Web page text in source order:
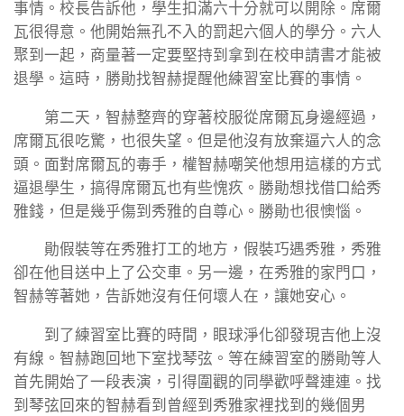
事情。校長告訴他，學生扣滿六十分就可以開除。席爾
瓦很得意。他開始無孔不入的罰起六個人的學分。六人
聚到一起，商量著一定要堅持到拿到在校申請書才能被
退學。這時，勝勛找智赫提醒他練習室比賽的事情。
第二天，智赫整齊的穿著校服從席爾瓦身邊經過，
席爾瓦很吃驚，也很失望。但是他沒有放棄逼六人的念
頭。面對席爾瓦的毒手，權智赫嘲笑他想用這樣的方式
逼退學生，搞得席爾瓦也有些愧疚。勝勛想找借口給秀
雅錢，但是幾乎傷到秀雅的自尊心。勝勛也很懊惱。
勛假裝等在秀雅打工的地方，假裝巧遇秀雅，秀雅
卻在他目送中上了公交車。另一邊，在秀雅的家門口，
智赫等著她，告訴她沒有任何壞人在，讓她安心。
到了練習室比賽的時間，眼球淨化卻發現吉他上沒
有線。智赫跑回地下室找琴弦。等在練習室的勝勛等人
首先開始了一段表演，引得圍觀的同學歡呼聲連連。找
到琴弦回來的智赫看到曾經到秀雅家裡找到的幾個男